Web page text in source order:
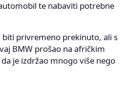
te nabaviti potrebne
biti privremeno prekinuto, ali s
BMW prošao na afričkim
je izdržao mnogo više nego